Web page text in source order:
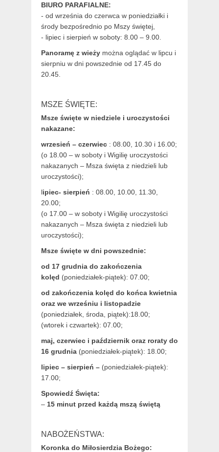
BIURO PARAFIALNE:
- od września do czerwca w poniedziałki i
środy bezpośrednio po Mszy świętej,
- lipiec i sierpień w soboty: 8.00 – 9.00.
Panoramę z wieży można oglądać w lipcu i
sierpniu w dni powszednie od 17.45 do
20.45.
MSZE ŚWIĘTE:
Msze święte w niedziele i uroczystości
nakazane:
wrzesień – czerwiec : 08.00, 10.30 i 16.00;
(o 18.00 – w soboty i Wigilię uroczystości
nakazanych – Msza święta z niedzieli lub
uroczystości);
lipiec- sierpień : 08.00, 10.00, 11.30,
20.00;
(o 17.00 – w soboty i Wigilię uroczystości
nakazanych – Msza święta z niedzieli lub
uroczystości);
Msze święte w dni powszednie:
od 17 grudnia do zakończenia
kolęd (poniedziałek-piątek): 07.00;
od zakończenia kolęd do końca kwietnia
oraz we wrześniu i listopadzie
(poniedziałek, środa, piątek):18.00;
(wtorek i czwartek): 07.00;
maj, czerwiec i październik oraz roraty do
16 grudnia (poniedziałek-piątek): 18.00;
lipiec – sierpień – (poniedziałek-piątek):
17.00;
Spowiedź Święta:
– 15 minut przed każdą mszą świętą
NABOŻEŃSTWA:
Koronka do Miłosierdzia Bożego: